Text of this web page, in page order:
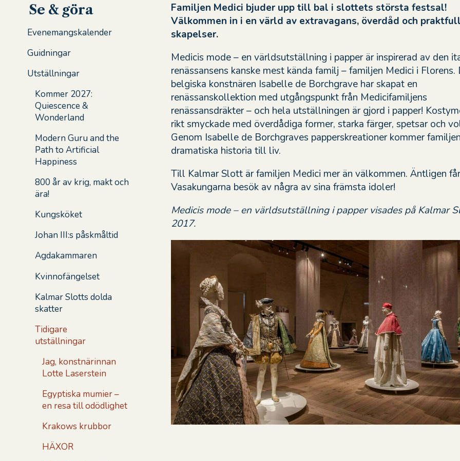
Se & göra
Evenemangskalender
Guidningar
Utställningar
Kommer 2027:
Quiescence &
Wonderland
Modern Guru and the
Path to Artificial
Happiness
800 år av krig, makt och
ära!
Kungsköket
Johan III:s påskmåltid
Agdakammaren
Kvinnofängelset
Kalmar Slotts dolda
skatter
Tidigare
utställningar
Jag, konstnärinnan
Lotte Laserstein
Egyptiska mumier –
en resa till odödlighet
Krakows krubbor
HÄXOR
Familjen Medici bjuder upp till bal i slottets största festsal!
Välkommen in i en värld av extravagans, överdåd och
skapelser.
Medicis mode – en världsutställning i papper är inspirerad av den
renässansens kanske mest kända familj – familjen Medici i Florens.
belgiska konstnären Isabelle de Borchgrave har skapat en
renässanskollektion med utgångspunkt från Medicifamiljens
renässansdräkter – och hela utställningen är gjord i papper!
rikt smyckade med överdådiga former, starka färger, spetsar och
Genom Isabelle de Borchgraves papperskreationer kommer
dramatiska historia till liv.
Till Kalmar Slott är familjen Medici mer än välkommen. Äntligen får
Vasakungarna besök av några av sina främsta idoler!
Medicis mode – en världsutställning i papper visades på Kalmar
2017.